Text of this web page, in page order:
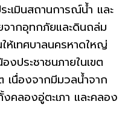
ะเมินสถานการณ์น้ำ และ
จากอุทกภัยและดินถล่ม
ห้เทศบาลนครหาดใหญ่
ประชาชนภายในเขต
เนื่องจากมีมวลน้ำจาก
คลองอู่ตะเภา และคลอง